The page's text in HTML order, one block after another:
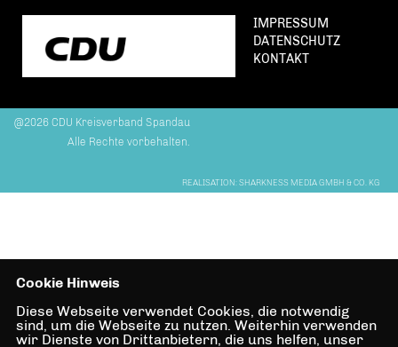
IMPRESSUM
DATENSCHUTZ
KONTAKT
@2026 CDU Kreisverband Spandau
Alle Rechte vorbehalten.
REALISATION: SHARKNESS MEDIA GMBH & CO. KG
Cookie Hinweis
Diese Webseite verwendet Cookies, die notwendig
sind, um die Webseite zu nutzen. Weiterhin verwenden
wir Dienste von Drittanbietern, die uns helfen, unser